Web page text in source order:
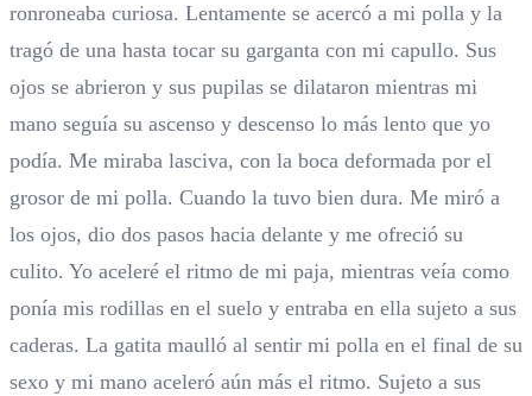
ronroneaba curiosa. Lentamente se acercó a mi polla y la
tragó de una hasta tocar su garganta con mi capullo. Sus
ojos se abrieron y sus pupilas se dilataron mientras mi
mano seguía su ascenso y descenso lo más lento que yo
podía. Me miraba lasciva, con la boca deformada por el
grosor de mi polla. Cuando la tuvo bien dura. Me miró a
los ojos, dio dos pasos hacia delante y me ofreció su
culito. Yo aceleré el ritmo de mi paja, mientras veía como
ponía mis rodillas en el suelo y entraba en ella sujeto a sus
caderas. La gatita maulló al sentir mi polla en el final de su
sexo y mi mano aceleró aún más el ritmo. Sujeto a sus